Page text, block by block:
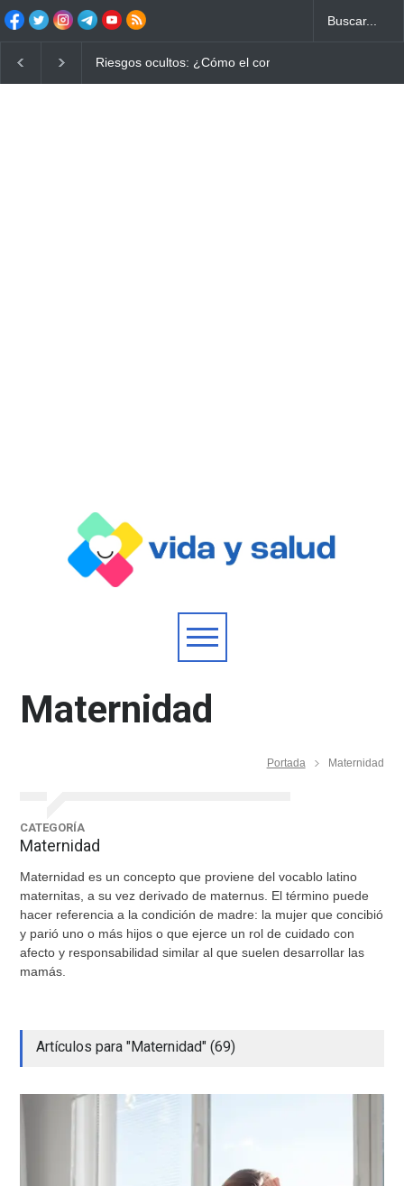
Ayuno Digital: La Estrategia Esencial para Mejorar tu
Maternidad
Portada Maternidad
CATEGORÍA
Maternidad
Maternidad es un concepto que proviene del vocablo latino
maternitas, a su vez derivado de maternus. El término puede
hacer referencia a la condición de madre: la mujer que concibió
y parió uno o más hijos o que ejerce un rol de cuidado con
afecto y responsabilidad similar al que suelen desarrollar las
mamás.
Artículos para "Maternidad" (69)